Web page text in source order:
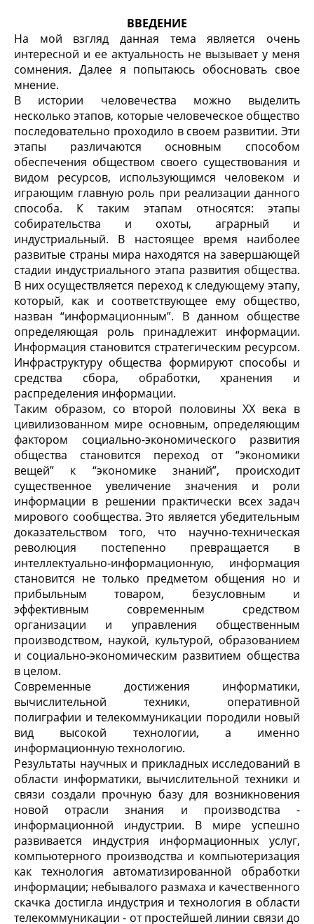
ВВЕДЕНИЕ
На мой взгляд данная тема является очень
интересной и ее актуальность не вызывает у меня
сомнения. Далее я попытаюсь обосновать свое
мнение.
В истории человечества можно выделить
несколько этапов, которые человеческое общество
последовательно проходило в своем развитии. Эти
этапы различаются основным способом
обеспечения обществом своего существования и
видом ресурсов, использующимся человеком и
играющим главную роль при реализации данного
способа. К таким этапам относятся: этапы
собирательства и охоты, аграрный и
индустриальный. В настоящее время наиболее
развитые страны мира находятся на завершающей
стадии индустриального этапа развития общества.
В них осуществляется переход к следующему этапу,
который, как и соответствующее ему общество,
назван “информационным”. В данном обществе
определяющая роль принадлежит информации.
Информация становится стратегическим ресурсом.
Инфраструктуру общества формируют способы и
средства сбора, обработки, хранения и
распределения информации.
Таким образом, со второй половины ХХ века в
цивилизованном мире основным, определяющим
фактором социально-экономического развития
общества становится переход от “экономики
вещей” к “экономике знаний”, происходит
существенное увеличение значения и роли
информации в решении практически всех задач
мирового сообщества. Это является убедительным
доказательством того, что научно-техническая
революция постепенно превращается в
интеллектуально-информационную, информация
становится не только предметом общения но и
прибыльным товаром, безусловным и
эффективным современным средством
организации и управления общественным
производством, наукой, культурой, образованием
и социально-экономическим развитием общества
в целом.
Современные достижения информатики,
вычислительной техники, оперативной
полиграфии и телекоммуникации породили новый
вид высокой технологии, а именно
информационную технологию.
Результаты научных и прикладных исследований в
области информатики, вычислительной техники и
связи создали прочную базу для возникновения
новой отрасли знания и производства -
информационной индустрии. В мире успешно
развивается индустрия информационных услуг,
компьютерного производства и компьютеризация
как технология автоматизированной обработки
информации; небывалого размаха и качественного
скачка достигла индустрия и технология в области
телекоммуникации - от простейшей линии связи до